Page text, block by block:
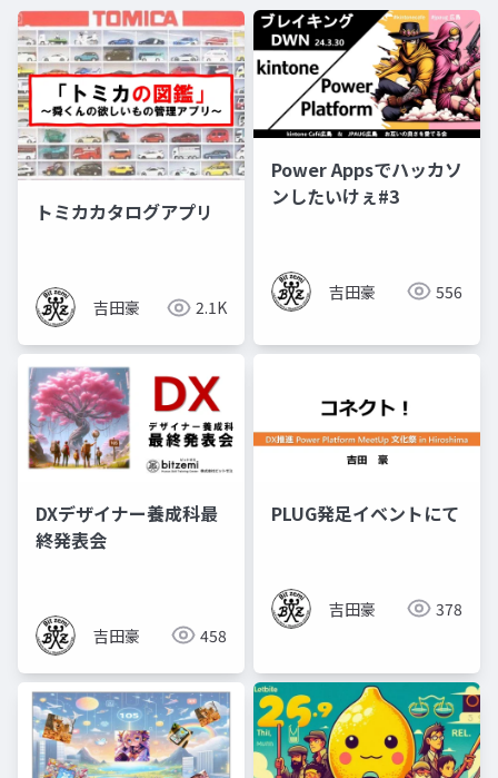
トミカカタログアプリ
吉田豪 2.1K
Power Appsでハッカソ
ンしたいけぇ#3
吉田豪 556
DXデザイナー養成科最
終発表会
吉田豪 458
PLUG発足イベントにて
吉田豪 378